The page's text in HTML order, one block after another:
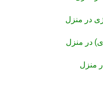
در منزل
در منزل
منزل